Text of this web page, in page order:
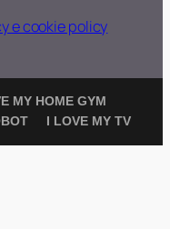
e cookie policy
MY HOME GYM
I LOVE MY TV